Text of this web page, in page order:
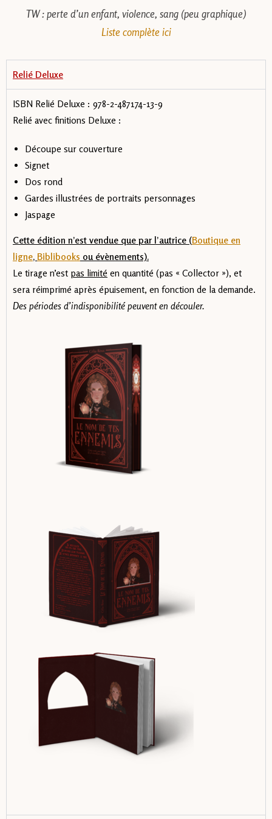
TW : perte d’un enfant, violence, sang (peu graphique)
Liste complète ici
Relié Deluxe
ISBN Relié Deluxe : 978-2-487174-13-9
Relié avec finitions Deluxe :
Découpe sur couverture
Signet
Dos rond
Gardes illustrées de portraits personnages
Jaspage
Cette édition n’est vendue que par l’autrice (Boutique en
ligne, Biblibooks ou évènements).
Le tirage n’est pas limité en quantité (pas « Collector »), et
sera réimprimé après épuisement, en fonction de la demande.
Des périodes d’indisponibilité peuvent en découler.